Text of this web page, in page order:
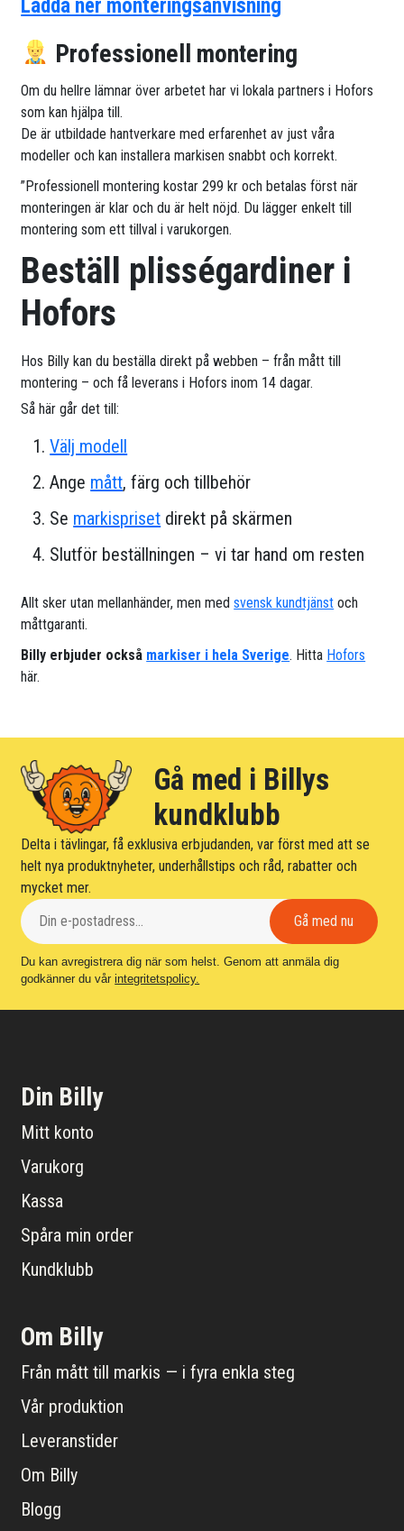
Ladda ner monteringsanvisning
Professionell montering
Om du hellre lämnar över arbetet har vi lokala partners i Hofors
som kan hjälpa till.
De är utbildade hantverkare med erfarenhet av just våra
modeller och kan installera markisen snabbt och korrekt.
”Professionell montering kostar 299 kr och betalas först när
monteringen är klar och du är helt nöjd. Du lägger enkelt till
montering som ett tillval i varukorgen.
Beställ plisségardiner i
Hofors
Hos Billy kan du beställa direkt på webben – från mått till
montering – och få leverans i Hofors inom 14 dagar.
Så här går det till:
Välj modell
Ange mått, färg och tillbehör
Se markispriset direkt på skärmen
Slutför beställningen – vi tar hand om resten
Allt sker utan mellanhänder, men medsvensk kundtjänst och
måttgaranti.
Billy erbjuder också markiser i hela Sverige. Hitta Hofors
här.
Gå med i Billys
kundklubb
Delta i tävlingar, få exklusiva erbjudanden, var först med att se
helt nya produktnyheter, underhållstips och råd, rabatter och
mycket mer.
Du kan avregistrera dig när som helst. Genom att anmäla dig
godkänner du vårintegritetspolicy.
Din Billy
Mitt konto
Varukorg
Kassa
Spåra min order
Kundklubb
Om Billy
Från mått till markis — i fyra enkla steg
Vår produktion
Leveranstider
Om Billy
Blogg